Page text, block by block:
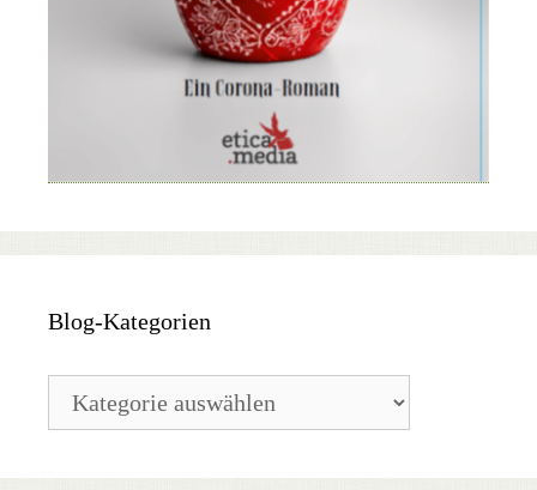
Blog-Kategorien
Kategorien